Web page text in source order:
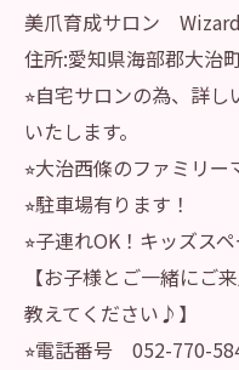
美爪育成サロン Wizard
住所:愛知県海部郡大治
⭐︎自宅サロンの為、詳
いたします。
⭐︎大治西條のファミリ
⭐︎駐車場有ります！
⭐︎子連れOK！キッズス
【お子様とご一緒にご
教えてください♪】
⭐︎電話番号 052-770-